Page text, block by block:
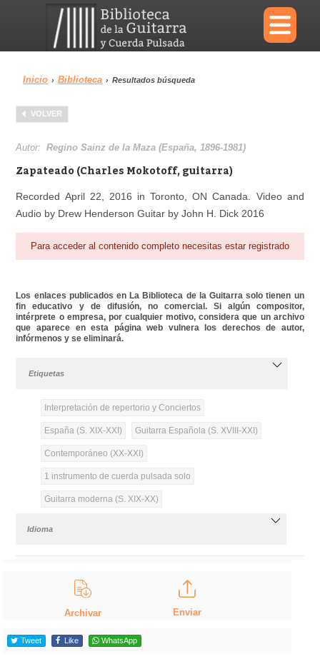
×
Menu
Biblioteca Diccionario
Área personal Reproductor
Inicio › Biblioteca › Resultados búsqueda
VOLVER
Autor:Regino Sainz de la Maza (España, 1896-1981)
Zapateado (Charles Mokotoff, guitarra)
Recorded April 22, 2016 in Toronto, ON Canada. Video and
Audio by Drew Henderson Guitar by John H. Dick 2016
Para acceder al contenido completo necesitas estar registrado
Los enlaces publicados en La Biblioteca de la Guitarra solo tienen un
fin educativo y de difusión, no comercial. Si algún compositor,
intérprete o empresa, por cualquier motivo, considera que un archivo
que aparece en esta página web vulnera los derechos de autor,
infórmenos y se eliminará.
Etiquetas
Interpretación de repertorio y Conciertos
España (S. XIX-XXI) Guitarra Española (S. XVIII-XXI)
Contemporáneo (XX-XXI)
1 instrumento de cuerda pulsada solo
Guitarra moderna (S. XIX-XX)
Idioma
Archivar Enviar
Tweet Like WhatsApp